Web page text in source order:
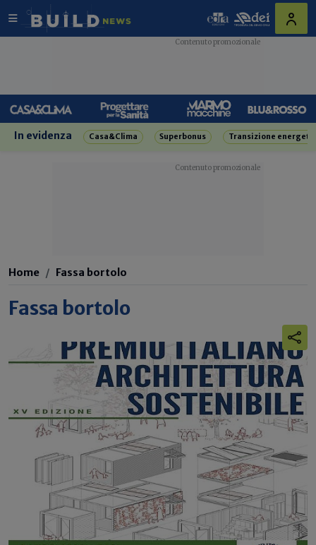
In evidenza Casa&Clima Superbonus Transizione
Home Fassa bortolo
Fassa bortolo